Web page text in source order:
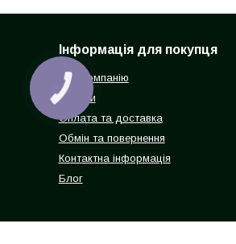
Інформація для покупця
Про компанію
Відгуки
Оплата та доставка
Обмін та повернення
Контактна інформація
Блог
КНОПКА
ЗВ'ЯЗКУ